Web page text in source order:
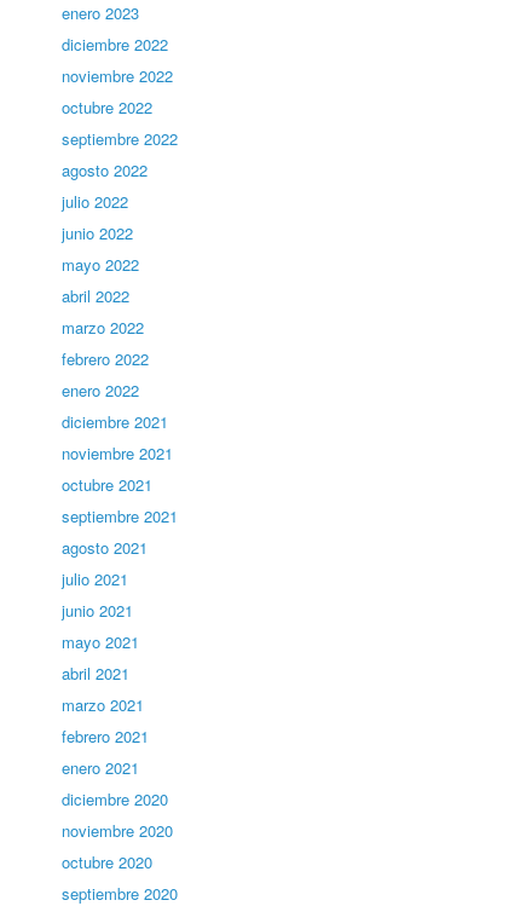
enero 2023
diciembre 2022
noviembre 2022
octubre 2022
septiembre 2022
agosto 2022
julio 2022
junio 2022
mayo 2022
abril 2022
marzo 2022
febrero 2022
enero 2022
diciembre 2021
noviembre 2021
octubre 2021
septiembre 2021
agosto 2021
julio 2021
junio 2021
mayo 2021
abril 2021
marzo 2021
febrero 2021
enero 2021
diciembre 2020
noviembre 2020
octubre 2020
septiembre 2020